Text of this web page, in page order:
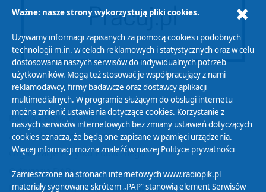
Polityka Prywatności
Zasady korzystania z Serwisu
Organizacje Pożytku Publicznego
Cyfryzacja DAB+
Polityka ochrony danych osobowych
Ważne: nasze strony wykorzystują pliki cookies.
Używamy informacji zapisanych za pomocą cookies i podobnych
technologii m.in. w celach reklamowych i statystycznych oraz w celu
dostosowania naszych serwisów do indywidualnych potrzeb
użytkowników. Mogą też stosować je współpracujący z nami
reklamodawcy, firmy badawcze oraz dostawcy aplikacji
multimedialnych. W programie służącym do obsługi internetu
można zmienić ustawienia dotyczące cookies. Korzystanie z
naszych serwisów internetowych bez zmiany ustawień dotyczących
cookies oznacza, że będą one zapisane w pamięci urządzenia.
Więcej informacji można znaleźć w naszej Polityce prywatności
Zamieszczone na stronach internetowych www.radiopik.pl
materiały sygnowane skrótem „PAP” stanowią element Serwisów